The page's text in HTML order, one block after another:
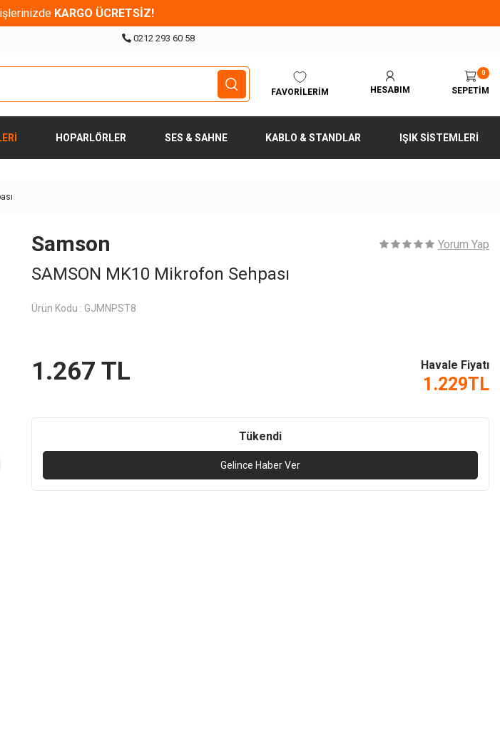
KARGO ÜCRETSİZ!
0212 293 60 58
FAVORILERIM HESABIM
0
SEPETIM
HOPARLÖRLER SES & SAHNE KABLO & STANDLAR IŞIK SISTEMLERI
Samson Yorum Yap
SAMSON MK10 Mikrofon Sehpası
Ürün Kodu : GJMNPST8
1.267 TL Havale Fiyatı
1.229TL
Tükendi
Gelince Haber Ver